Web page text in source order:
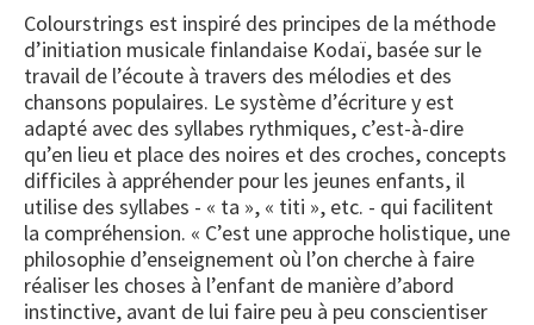
Colourstrings est inspiré des principes de la méthode
d’initiation musicale finlandaise Kodaï, basée sur le
travail de l’écoute à travers des mélodies et des
chansons populaires. Le système d’écriture y est
adapté avec des syllabes rythmiques, c’est-à-dire
qu’en lieu et place des noires et des croches, concepts
difficiles à appréhender pour les jeunes enfants, il
utilise des syllabes - « ta », « titi », etc. - qui facilitent
la compréhension. « C’est une approche holistique, une
philosophie d’enseignement où l’on cherche à faire
réaliser les choses à l’enfant de manière d’abord
instinctive, avant de lui faire peu à peu conscientiser